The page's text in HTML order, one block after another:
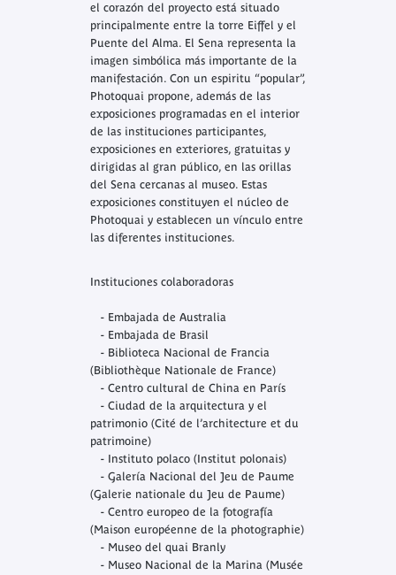
el corazón del proyecto está situado
principalmente entre la torre Eiffel y el
Puente del Alma. El Sena representa la
imagen simbólica más importante de la
manifestación. Con un espiritu “popular”,
Photoquai propone, además de las
exposiciones programadas en el interior
de las instituciones participantes,
exposiciones en exteriores, gratuitas y
dirigidas al gran público, en las orillas
del Sena cercanas al museo. Estas
exposiciones constituyen el núcleo de
Photoquai y establecen un vínculo entre
las diferentes instituciones.
Instituciones colaboradoras
- Embajada de Australia
- Embajada de Brasil
- Biblioteca Nacional de Francia
(Bibliothèque Nationale de France)
- Centro cultural de China en París
- Ciudad de la arquitectura y el
patrimonio (Cité de l’architecture et du
patrimoine)
- Instituto polaco (Institut polonais)
- Galería Nacional del Jeu de Paume
(Galerie nationale du Jeu de Paume)
- Centro europeo de la fotografía
(Maison européenne de la photographie)
- Museo del quai Branly
- Museo Nacional de la Marina (Musée